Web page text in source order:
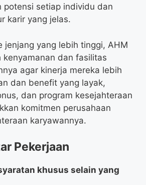
potensi setiap individu dan
karir yang jelas.
jenjang yang lebih tinggi, AHM
kenyamanan dan fasilitas
agar kinerja mereka lebih
dan benefit yang layak,
dan program kesejahteraan
komitmen perusahaan
karyawannya.
Pekerjaan
khusus selain yang